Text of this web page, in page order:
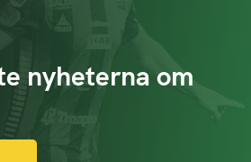
nyheterna om